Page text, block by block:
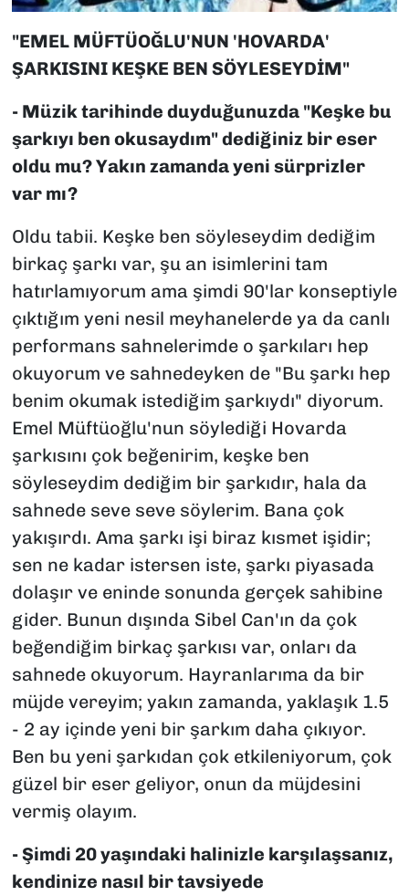
"EMEL MÜFTÜOĞLU'NUN 'HOVARDA'
ŞARKISINI KEŞKE BEN SÖYLESEYDİM"
- Müzik tarihinde duyduğunuzda "Keşke bu
şarkıyı ben okusaydım" dediğiniz bir eser
oldu mu? Yakın zamanda yeni sürprizler
var mı?
Oldu tabii. Keşke ben söyleseydim dediğim
birkaç şarkı var, şu an isimlerini tam
hatırlamıyorum ama şimdi 90'lar konseptiyle
çıktığım yeni nesil meyhanelerde ya da canlı
performans sahnelerimde o şarkıları hep
okuyorum ve sahnedeyken de "Bu şarkı hep
benim okumak istediğim şarkıydı" diyorum.
Emel Müftüoğlu'nun söylediği Hovarda
şarkısını çok beğenirim, keşke ben
söyleseydim dediğim bir şarkıdır, hala da
sahnede seve seve söylerim. Bana çok
yakışırdı. Ama şarkı işi biraz kısmet işidir;
sen ne kadar istersen iste, şarkı piyasada
dolaşır ve eninde sonunda gerçek sahibine
gider. Bunun dışında Sibel Can'ın da çok
beğendiğim birkaç şarkısı var, onları da
sahnede okuyorum. Hayranlarıma da bir
müjde vereyim; yakın zamanda, yaklaşık 1.5
- 2 ay içinde yeni bir şarkım daha çıkıyor.
Ben bu yeni şarkıdan çok etkileniyorum, çok
güzel bir eser geliyor, onun da müjdesini
vermiş olayım.
- Şimdi 20 yaşındaki halinizle karşılaşsanız,
kendinize nasıl bir tavsiyede